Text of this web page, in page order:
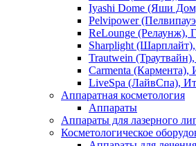
Iyashi Dome (Яши
Pelvipower
ReLounge (Релаунж),
Sharplight
Trautwein
Carmenta (Кармента),
LiveSpa (ЛайвСпа),
Аппаратная косметология
Аппараты
Аппараты для лазерного
Косметологическое